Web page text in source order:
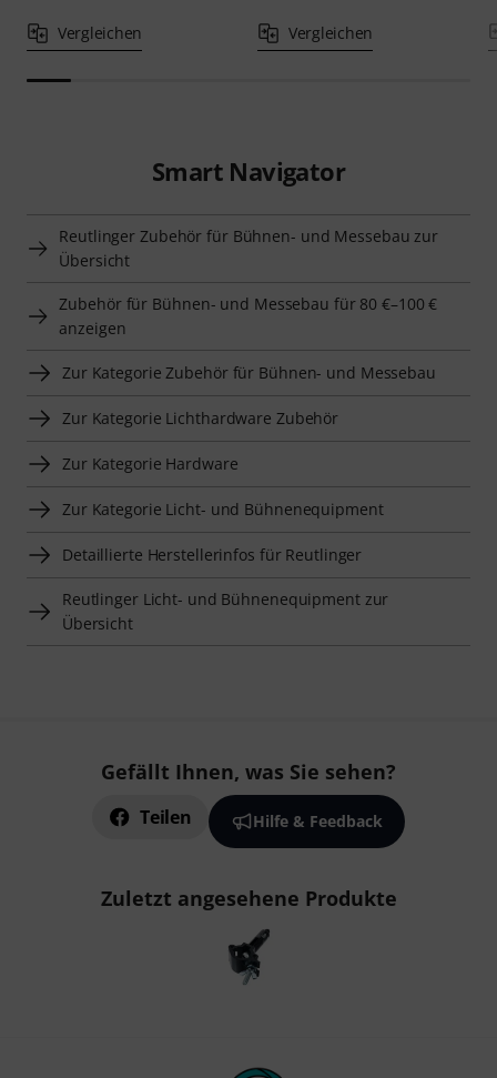
Vergleichen Vergleichen
Smart Navigator
Reutlinger Zubehör für Bühnen- und Messebau zur
Übersicht
Zubehör für Bühnen- und Messebau für 80 €–100 €
anzeigen
Zur Kategorie Zubehör für Bühnen- und Messebau
Zur Kategorie Lichthardware Zubehör
Zur Kategorie Hardware
Zur Kategorie Licht- und Bühnenequipment
Detaillierte Herstellerinfos für Reutlinger
Reutlinger Licht- und Bühnenequipment zur
Übersicht
Gefällt Ihnen, was Sie sehen?
Teilen Hilfe & Feedback
Zuletzt angesehene Produkte